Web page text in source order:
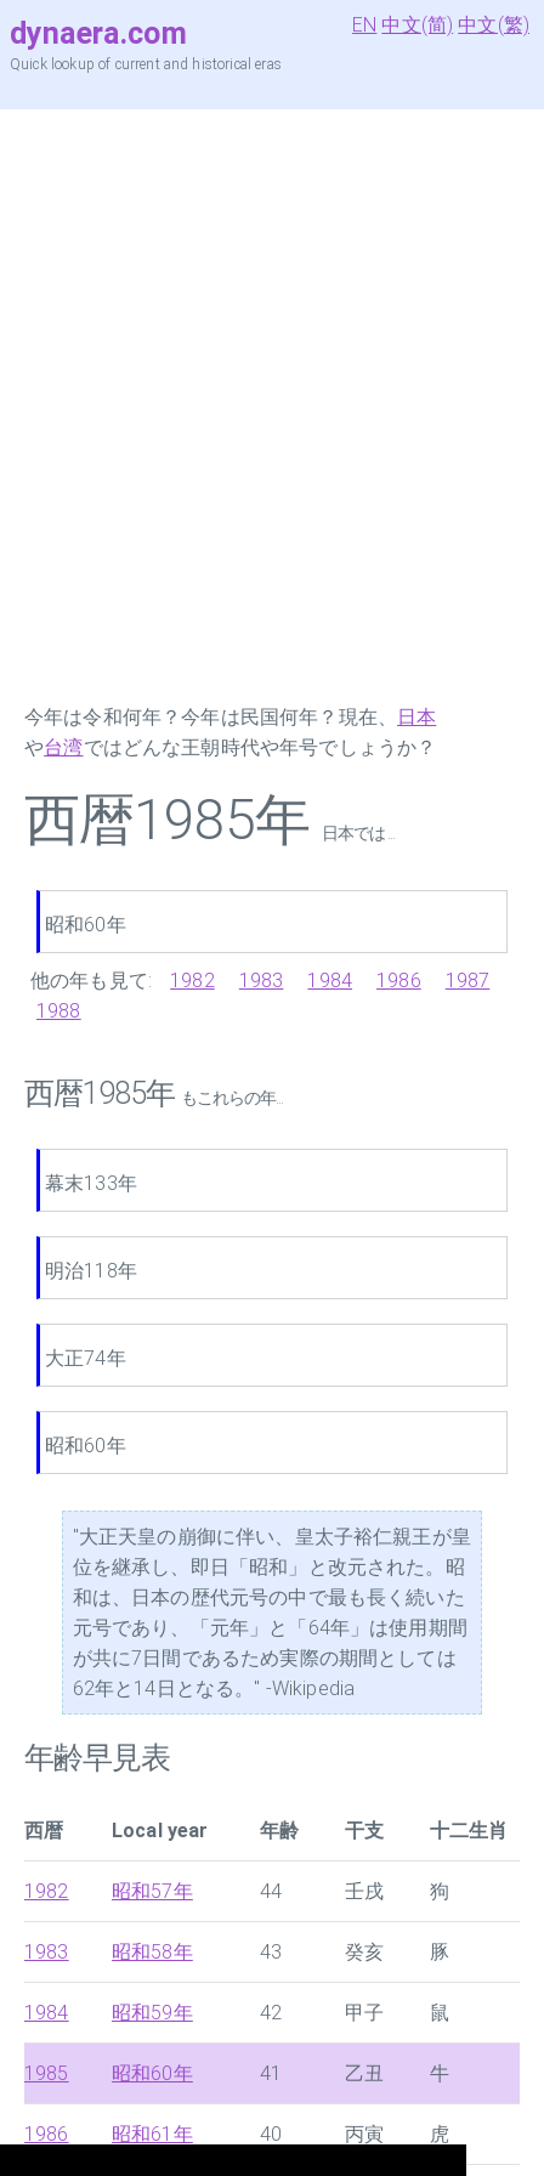
dynaera.com
Quick lookup of current and historical eras
EN 中文(简) 中文(繁)
今年は令和何年？今年は民国何年？現在、
日本
や台湾ではどんな王朝時代や年号でしょうか？
西暦1985年 日本では ...
昭和60年
他の年も見て: 1982 1983 1984 1986
1987
1988
西暦1985年 もこれらの年...
幕末133年
明治118年
大正74年
昭和60年
"大正天皇の崩御に伴い、皇太子裕仁親王が皇
位を継承し、即日「昭和」と改元された。昭
和は、日本の歴代元号の中で最も長く続いた
元号であり、「元年」と「64年」は使用期間
が共に7日間であるため実際の期間としては
62年と14日となる。" -Wikipedia
年齢早見表
西暦 Local year 年齢 干支 十二生肖
1982 昭和57年 44 壬戌 狗
1983 昭和58年 43 癸亥 豚
1984 昭和59年 42 甲子 鼠
1985 昭和60年 41 乙丑 牛
1986 昭和61年 40 丙寅 虎